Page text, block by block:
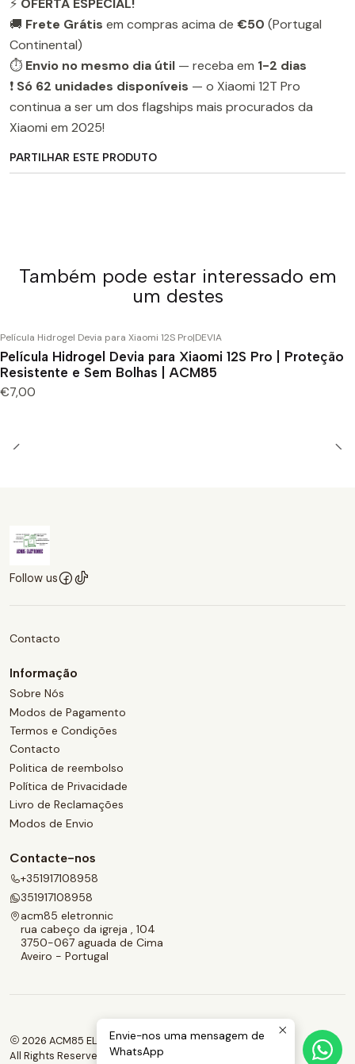
⚡ OFERTA ESPECIAL!
🚚 Frete Grátis em compras acima de €50 (Portugal
Continental)
⏱️ Envio no mesmo dia útil — receba em 1-2 dias
❗ Só 62 unidades disponíveis — o Xiaomi 12T Pro
continua a ser um dos flagships mais procurados da
Xiaomi em 2025!
PARTILHAR ESTE PRODUTO
Também pode estar interessado em
um destes
Película Hidrogel Devia para Xiaomi 12S Pro|DEVIA
Película Hidrogel Devia para Xiaomi 12S Pro | Proteção
Resistente e Sem Bolhas | ACM85
€7,00
Follow us
Contacto
Informação
Sobre Nós
Modos de Pagamento
Termos e Condições
Contacto
Politica de reembolso
Política de Privacidade
Livro de Reclamações
Modos de Envio
Contacte-nos
+351917108958
351917108958
acm85 eletronnic
rua cabeço da igreja , 104
3750-067 aguada de Cima
Aveiro - Portugal
2026 ACM85 ELETRONNIC.
All Rights Reserved.
Powered by Jumpseller
Envie-nos uma mensagem de
WhatsApp